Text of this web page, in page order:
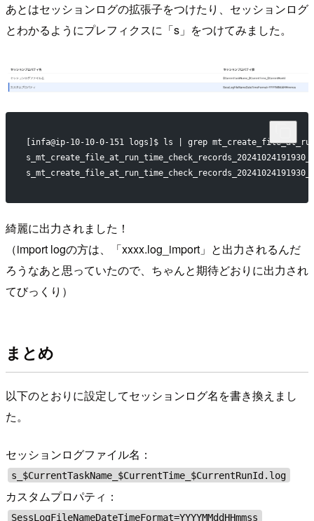
あとはセッションログの拡張子をつけたり、セッションログ
とわかるようにプレフィクスに「s」をつけてみました。
[infa@ip-10-10-0-151 logs]$ ls | grep
綺麗に出力されました！
（import logの方は、「xxxx.log_import」と出力されるんだ
ろうなあと思っていたので、ちゃんと期待どおりに出力され
てびっくり）
まとめ
以下のとおりに設定してセッションログ名を書き換えまし
た。
セッションログファイル名：
s_$CurrentTaskName_$CurrentTime_$CurrentRunId.log
カスタムプロパティ：
SessLogFileNameDateTimeFormat=YYYYMMddHHmmss